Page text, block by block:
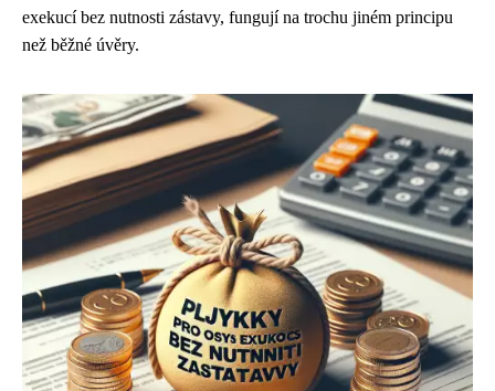
exekucí bez nutnosti zástavy, fungují na trochu jiném principu
než běžné úvěry.